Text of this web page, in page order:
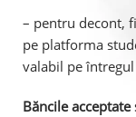
– pentru decont,
pe platforma
valabil pe
Băncile acceptate